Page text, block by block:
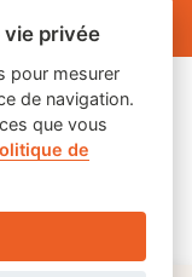
privée
pour mesurer
de navigation.
que vous
de